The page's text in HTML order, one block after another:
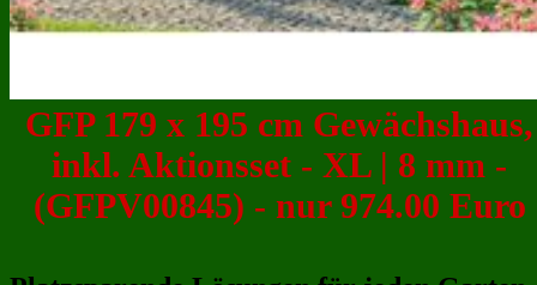
GFP 179 x 195 cm Gewächshaus,
inkl. Aktionsset - XL | 8 mm -
(GFPV00845) - nur 974.00 Euro